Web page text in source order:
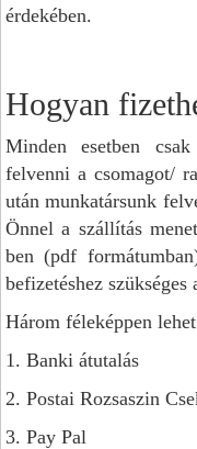
érdekében.
Hogyan
Minden esetben
felvenni a csomagot/
után munkatársunk
Önnel a szállítás
ben (pdf
befizetéshez szükséges
Három féleképpen
1. Banki átutalás
2. Postai Rozsaszin
3. Pay Pal